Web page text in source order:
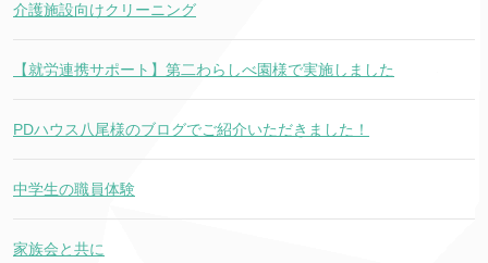
介護施設向けクリーニング
【就労連携サポート】第二わらしべ園様で実施しました
PDハウス八尾様のブログでご紹介いただきました！
中学生の職員体験
家族会と共に